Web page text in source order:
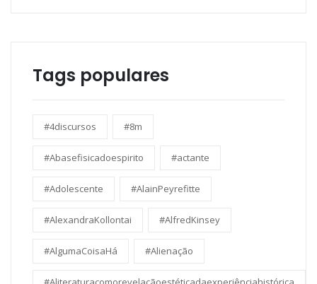
Tags populares
#4discursos #8m
#Abasefisicadoespirito #actante
#Adolescente #AlainPeyrefitte
#AlexandraKollontai #AlfredKinsey
#AlgumaCoisaHá #Alienação